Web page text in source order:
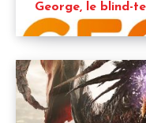
George, le blind-